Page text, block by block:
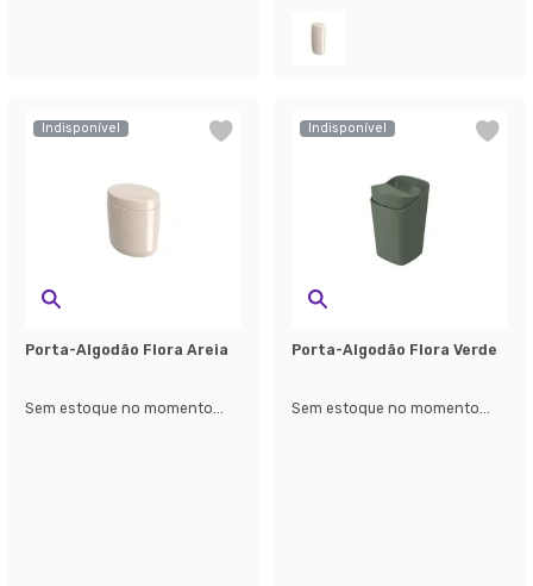
Indisponível
Porta-Algodão Flora Areia
Sem estoque no momento...
Indisponível
Porta-Algodão Flora Verde
Sem estoque no momento...